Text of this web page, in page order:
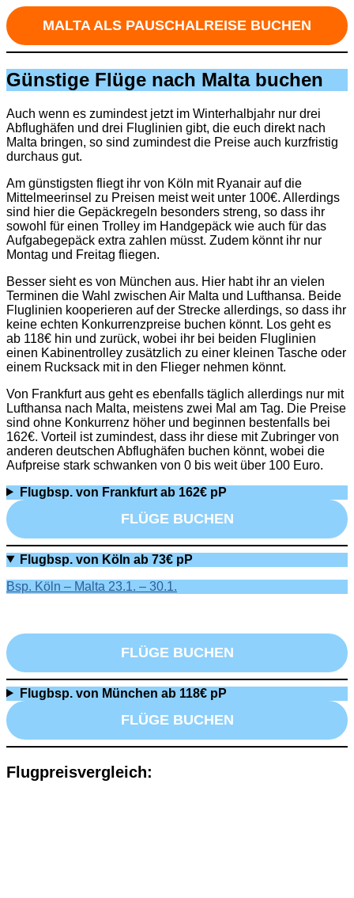
MALTA ALS PAUSCHALREISE BUCHEN
Günstige Flüge nach Malta buchen
Auch wenn es zumindest jetzt im Winterhalbjahr nur drei
Abflughäfen und drei Fluglinien gibt, die euch direkt nach
Malta bringen, so sind zumindest die Preise auch kurzfristig
durchaus gut.
Am günstigsten fliegt ihr von Köln mit Ryanair auf die
Mittelmeerinsel zu Preisen meist weit unter 100€. Allerdings
sind hier die Gepäckregeln besonders streng, so dass ihr
sowohl für einen Trolley im Handgepäck wie auch für das
Aufgabegepäck extra zahlen müsst. Zudem könnt ihr nur
Montag und Freitag fliegen.
Besser sieht es von München aus. Hier habt ihr an vielen
Terminen die Wahl zwischen Air Malta und Lufthansa. Beide
Fluglinien kooperieren auf der Strecke allerdings, so dass ihr
keine echten Konkurrenzpreise buchen könnt. Los geht es
ab 118€ hin und zurück, wobei ihr bei beiden Fluglinien
einen Kabinentrolley zusätzlich zu einer kleinen Tasche oder
einem Rucksack mit in den Flieger nehmen könnt.
Von Frankfurt aus geht es ebenfalls täglich allerdings nur mit
Lufthansa nach Malta, meistens zwei Mal am Tag. Die Preise
sind ohne Konkurrenz höher und beginnen bestenfalls bei
162€. Vorteil ist zumindest, dass ihr diese mit Zubringer von
anderen deutschen Abflughäfen buchen könnt, wobei die
Aufpreise stark schwanken von 0 bis weit über 100 Euro.
Flugbsp. von Frankfurt ab 162€ pP
FLÜGE BUCHEN
Flugbsp. von Köln ab 73€ pP
Bsp. Köln – Malta 23.1. – 30.1.
FLÜGE BUCHEN
Flugbsp. von München ab 118€ pP
FLÜGE BUCHEN
Flugpreisvergleich: